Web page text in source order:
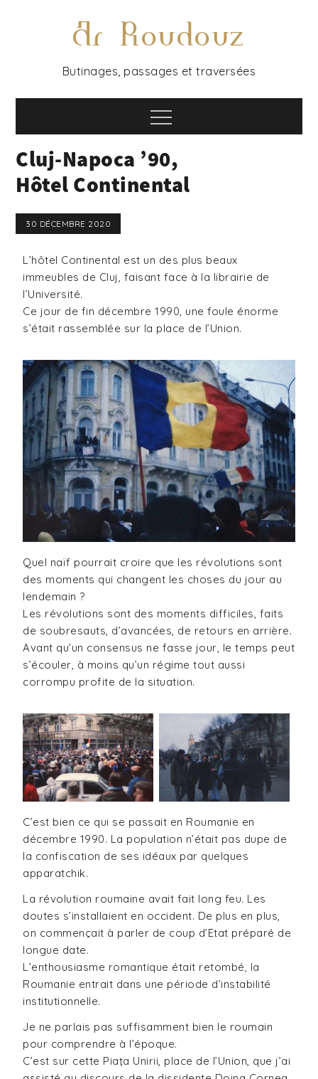
Ar Roudouz
Butinages, passages et traversées
Cluj-Napoca ’90,
Hôtel Continental
30 DÉCEMBRE 2020
L’hôtel Continental est un des plus beaux
immeubles de Cluj, faisant face à la librairie de
l’Université.
Ce jour de fin décembre 1990, une foule énorme
s’était rassemblée sur la place de l’Union.
Quel naïf pourrait croire que les révolutions sont
des moments qui changent les choses du jour au
lendemain ?
Les révolutions sont des moments difficiles, faits
de soubresauts, d’avancées, de retours en arrière.
Avant qu’un consensus ne fasse jour, le temps peut
s’écouler, à moins qu’un régime tout aussi
corrompu profite de la situation.
C’est bien ce qui se passait en Roumanie en
décembre 1990. La population n’était pas dupe de
la confiscation de ses idéaux par quelques
apparatchik.
La révolution roumaine avait fait long feu. Les
doutes s’installaient en occident. De plus en plus,
on commençait à parler de coup d’Etat préparé de
longue date.
L’enthousiasme romantique était retombé, la
Roumanie entrait dans une période d’instabilité
institutionnelle.
Je ne parlais pas suffisamment bien le roumain
pour comprendre à l’époque.
C’est sur cette Piaţa Unirii, place de l’Union, que j’ai